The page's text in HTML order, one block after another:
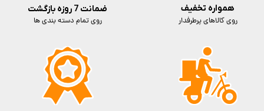
ضمانت 7 روزه بازگشت
روی تمام دسته بندی ها
همواره تخفیف
روی کالاهای پرطرفدار